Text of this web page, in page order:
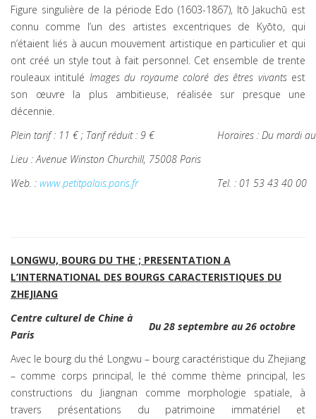
Figure singulière de la période Edo (1603-1867), Itō Jakuchū est
connu comme l’un des artistes excentriques de Kyōto, qui
n’étaient liés à aucun mouvement artistique en particulier et qui
ont créé un style tout à fait personnel. Cet ensemble de trente
rouleaux intitulé Images du royaume coloré des êtres vivantsest
son œuvre la plus ambitieuse, réalisée sur presque une
décennie.
Plein tarif : 11 € ; Tarif réduit : 9 €
Horaires : Du mardi
Lieu : Avenue Winston Churchill, 75008 Paris
Web. : www.petitpalais.paris.fr Tel. : 01 53 43 40 00
LONGWU, BOURG DU THE ; PRESENTATION A
L’INTERNATIONAL DES BOURGS CARACTERISTIQUES DU
ZHEJIANG
Centre culturel de Chine à
Paris
Du 28 septembre au 26 octobre
Avec le bourg du thé Longwu – bourg caractéristique du Zhejiang
– comme corps principal, le thé comme thème principal, les
constructions du Jiangnan comme morphologie spatiale, à
travers présentations du patrimoine immatériel et